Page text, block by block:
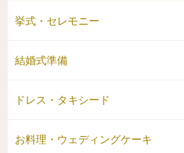
挙式・セレモニー
結婚式準備
ドレス・タキシード
お料理・ウェディングケーキ